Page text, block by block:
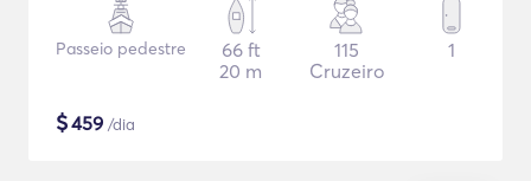
Passeio pedestre
66 ft
20 m
115
Cruzeiro
1
$459 /dia